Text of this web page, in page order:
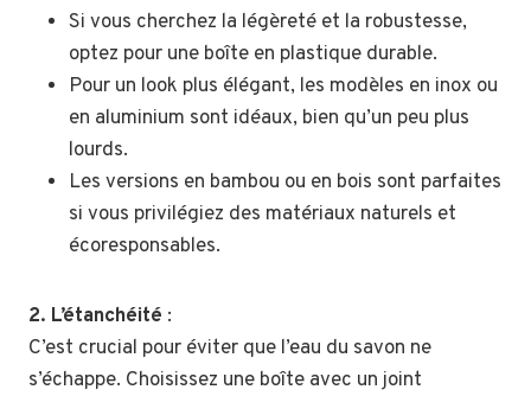
Si vous cherchez la légèreté et la robustesse,
optez pour une boîte en plastique durable.
Pour un look plus élégant, les modèles en inox ou
en aluminium sont idéaux, bien qu’un peu plus
lourds.
Les versions en bambou ou en bois sont parfaites
si vous privilégiez des matériaux naturels et
écoresponsables.
2. L’étanchéité :
C’est crucial pour éviter que l’eau du savon ne
s’échappe. Choisissez une boîte avec un joint